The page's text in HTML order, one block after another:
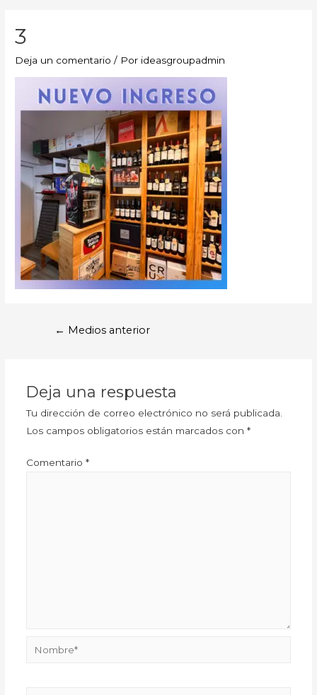
3
Deja un comentario / Por ideasgroupadmin
← Medios anterior
Deja una respuesta
Tu dirección de correo electrónico no será publicada.
Los campos obligatorios están marcados con *
Comentario *